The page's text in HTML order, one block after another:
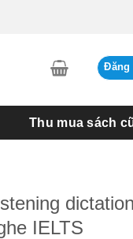
Đăng
Thu mua sách
IELTS